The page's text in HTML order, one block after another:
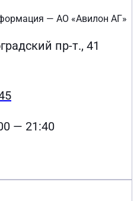
— АО «Авилон АГ»
пр-т., 41
— 21:40